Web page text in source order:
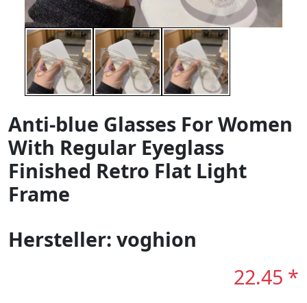
Anti-blue Glasses For Women
With Regular Eyeglass
Finished Retro Flat Light
Frame
Hersteller: voghion
22.45 *